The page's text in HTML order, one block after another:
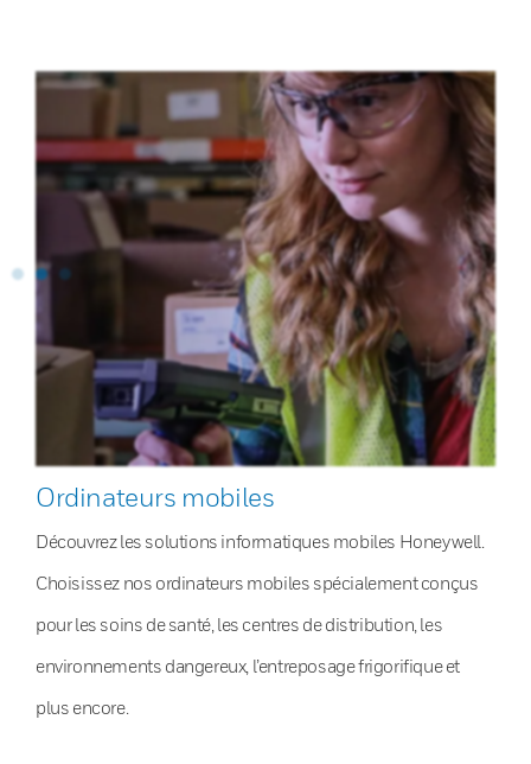
Ordinateurs mobiles
Découvrez les solutions informatiques mobiles Honeywell.
Choisissez nos ordinateurs mobiles spécialement conçus
pour les soins de santé, les centres de distribution, les
environnements dangereux, l’entreposage frigorifique et
plus encore.